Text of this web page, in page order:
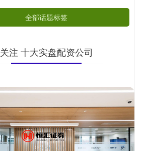
全部话题标签
关注 十大实盘配资公司